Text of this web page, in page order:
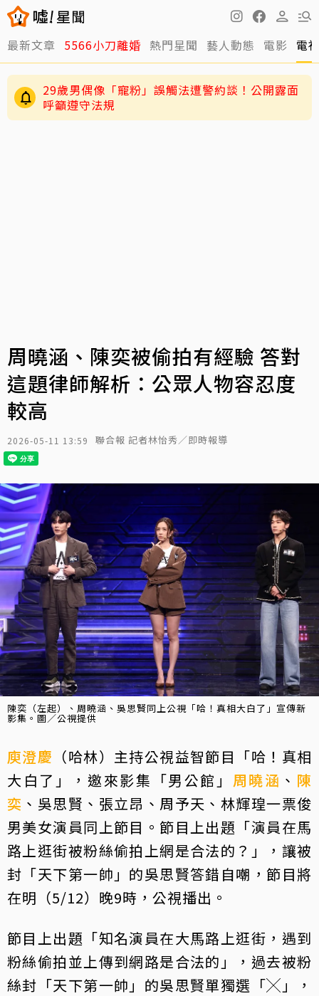
最新文章 5566小刀離婚 熱門星聞 藝人動態 電影 電
29歲男偶像「寵粉」誤觸法遭警約談！公開露面
呼籲遵守法規
周曉涵、陳奕被偷拍有經驗 答對
這題律師解析：公眾人物容忍度
較高
2026-05-11 13:59 聯合報 記者林怡秀／即時報導
陳奕（左起）、周曉涵、吳思賢同上公視「哈！真相大白了」宣傳新
影集。圖／公視提供
庾澄慶 （哈林）主持公視益智節目「哈！真相
大白了」，邀來影集「男公館」 周曉涵 、 陳
奕 、吳思賢、張立昂、周予天、林輝瑝一票俊
男美女演員同上節目。節目上出題「演員在馬
路上逛街被粉絲偷拍上網是合法的？」，讓被
封「天下第一帥」的吳思賢答錯自嘲，節目將
在明（5/12）晚9時，公視播出。
節目上出題「知名演員在大馬路上逛街，遇到
粉絲偷拍並上傳到網路是合法的」，過去被粉
絲封「天下第一帥」的吳思賢單獨選「╳」，